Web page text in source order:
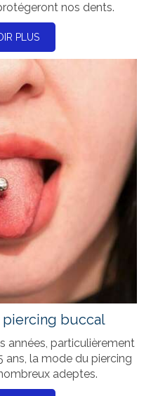
nos dents.
PLUS
buccal
années, particulièrement
ans, la mode du piercing
adeptes.